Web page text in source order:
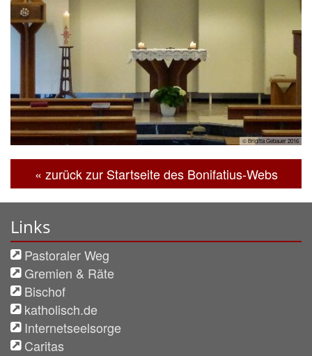
© Brigitta Gebauer 2016
« zurück zur Startseite des Bonifatius-Webs
Links
Pastoraler Weg
Gremien & Räte
Bischof
katholisch.de
Internetseelsorge
Caritas